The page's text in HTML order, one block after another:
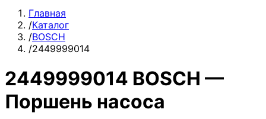
Главная
/Каталог
/BOSCH
/2449999014
2449999014 BOSCH —
Поршень насоса